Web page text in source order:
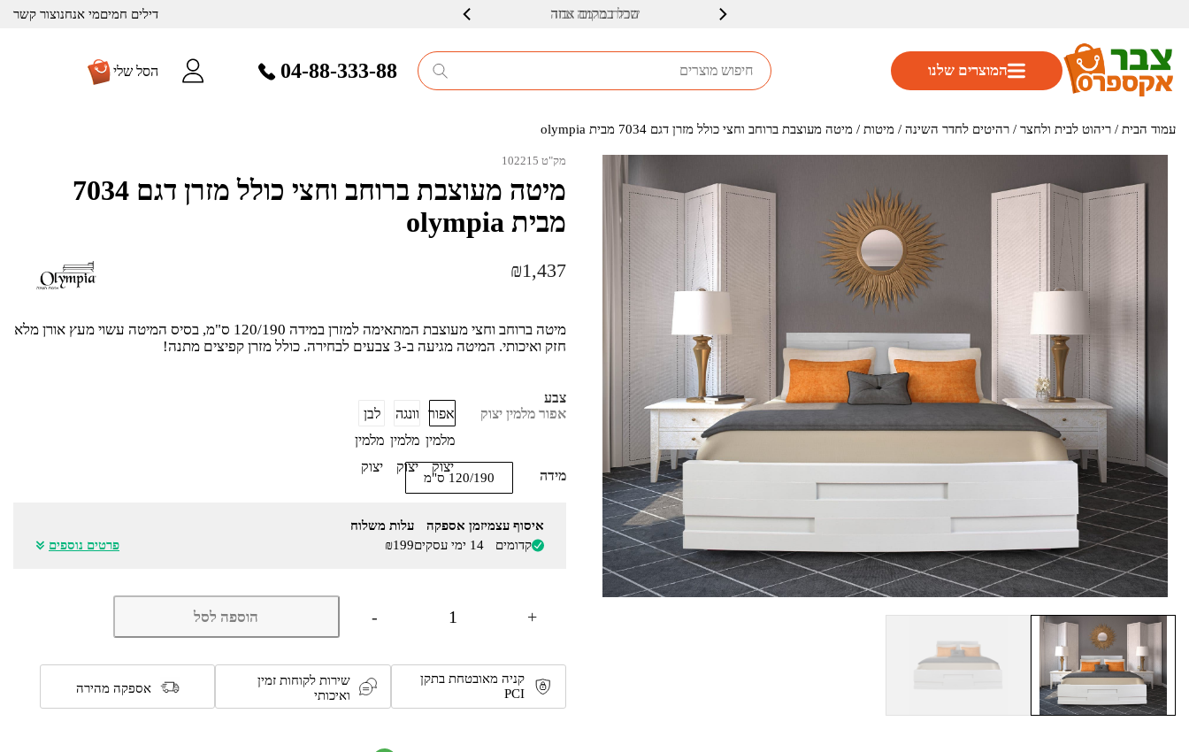
דילים חמיםמי אנחנוצור קשר שרות ברמה גבוה
04-88-333-88 הסל שלי המוצרים שלנו
עמוד הבית / ריהוט לבית ולחצר / רהיטים לחדר השינה / מיטות / מיטה מעוצבת ברוחב וחצי כולל מזרן דגם 7034 מבית olympia
מק"ט 102215
מיטה מעוצבת ברוחב וחצי כולל מזרן דגם 7034
מבית olympia
₪1,437
מיטה ברוחב וחצי מעוצבת המתאימה למזרן במידה 120/190 ס"מ, בסיס המיטה עשוי מעץ אורן מלא
חזק ואיכותי. המיטה מגיעה ב-3 צבעים לבחירה. כולל מזרן קפיצים מתנה!
צבע
אפור מלמין יצוק
אפור
מלמין
יצוק
וונגה
מלמין
יצוק
לבן
מלמין
יצוק
מידה 120/190 ס"מ
איסוף עצמי
קדומים
זמן אספקה
14 ימי עסקים
עלות משלוח
₪199
פרטים נוספים
-
מיטה
ברוחב
וחצי
כולל
+ הוספה לסל
קניה מאובטחת בתקן
PCI
שירות לקוחות זמין
ואיכותי
אספקה מהירה